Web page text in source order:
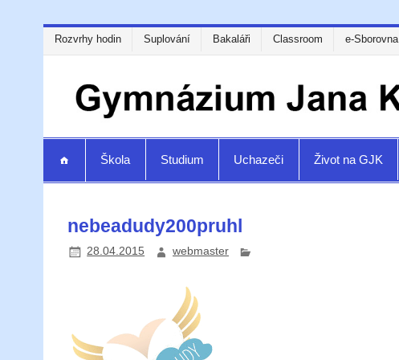
Rozvrhy hodin Suplování Bakaláři Classroom e-Sborovna
Škola Studium Uchazeči Život na GJK
nebeadudy200pruhl
28.04.2015 webmaster